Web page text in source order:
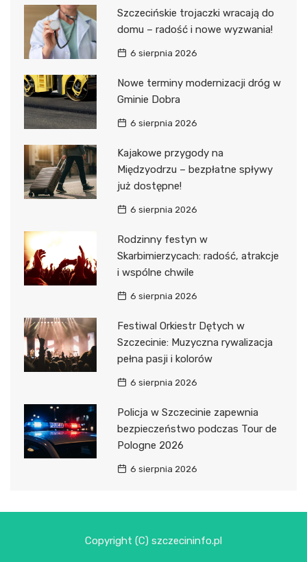
Szczecińskie trojaczki wracają do
domu – radość i nowe wyzwania!
6 sierpnia 2026
Nowe terminy modernizacji dróg w
Gminie Dobra
6 sierpnia 2026
Kajakowe przygody na
Międzyodrzu – bezpłatne spływy
już dostępne!
6 sierpnia 2026
Rodzinny festyn w
Skarbimierzycach: radość, atrakcje
i wspólne chwile
6 sierpnia 2026
Festiwal Orkiestr Dętych w
Szczecinie: Muzyczna rywalizacja
pełna pasji i kolorów
6 sierpnia 2026
Policja w Szczecinie zapewnia
bezpieczeństwo podczas Tour de
Pologne 2026
6 sierpnia 2026
Copyright (C) szczecininfo.pl